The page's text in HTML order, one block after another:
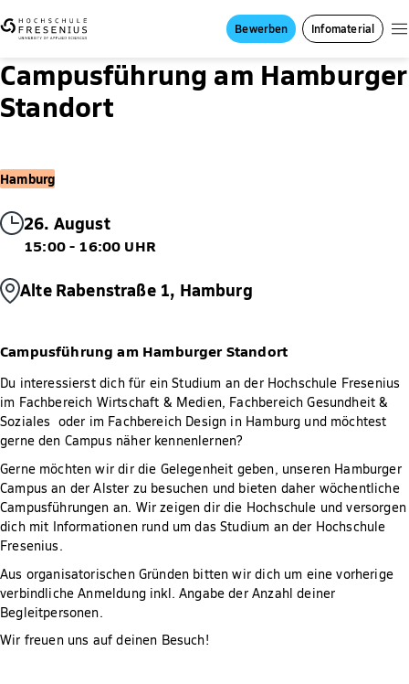
Bewerben Infomaterial
Campusführung am Hamburger
Standort
26. August
15:00 - 16:00 UHR
Alte Rabenstraße 1, Hamburg
Hamburg
Campusführung am Hamburger Standort
Du interessierst dich für ein Studium an der Hochschule Fresenius
im Fachbereich Wirtschaft & Medien, Fachbereich Gesundheit &
Soziales oder im Fachbereich Design in Hamburg und möchtest
gerne den Campus näher kennenlernen?
Gerne möchten wir dir die Gelegenheit geben, unseren Hamburger
Campus an der Alster zu besuchen und bieten daher wöchentliche
Campusführungen an. Wir zeigen dir die Hochschule und versorgen
dich mit Informationen rund um das Studium an der Hochschule
Fresenius.
Aus organisatorischen Gründen bitten wir dich um eine vorherige
verbindliche Anmeldung inkl. Angabe der Anzahl deiner
Begleitpersonen.
Wir freuen uns auf deinen Besuch!